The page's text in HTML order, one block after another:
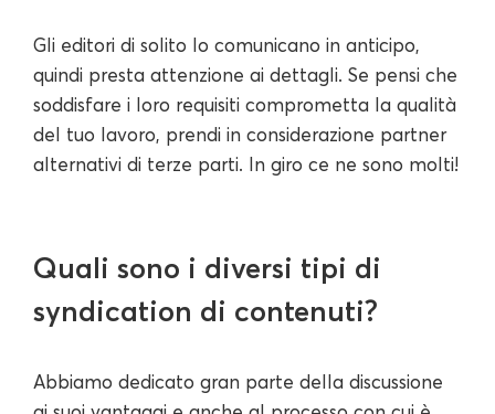
Gli editori di solito lo comunicano in anticipo,
quindi presta attenzione ai dettagli. Se pensi che
soddisfare i loro requisiti comprometta la qualità
del tuo lavoro, prendi in considerazione partner
alternativi di terze parti. In giro ce ne sono molti!
Quali sono i diversi tipi di
syndication di contenuti?
Abbiamo dedicato gran parte della discussione